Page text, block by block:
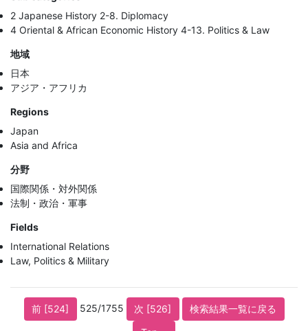
2 Japanese History 2-8. Diplomacy
4 Oriental & African Economic History 4-13. Politics & Law
地域
日本
アジア・アフリカ
Regions
Japan
Asia and Africa
分野
国際関係・対外関係
法制・政治・軍事
Fields
International Relations
Law, Politics & Military
前 [524] 525/1755 次 [526]
検索結果一覧に戻る